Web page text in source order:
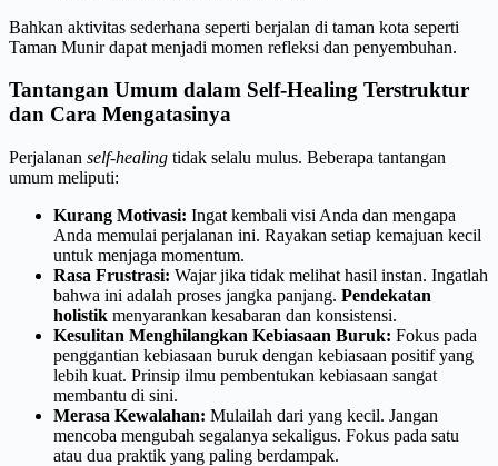
Bahkan aktivitas sederhana seperti berjalan di taman kota seperti
Taman Munir dapat menjadi momen refleksi dan penyembuhan.
Tantangan Umum dalam Self-Healing Terstruktur
dan Cara Mengatasinya
Perjalanan self-healing tidak selalu mulus. Beberapa tantangan
umum meliputi:
Kurang Motivasi: Ingat kembali visi Anda dan mengapa
Anda memulai perjalanan ini. Rayakan setiap kemajuan kecil
untuk menjaga momentum.
Rasa Frustrasi: Wajar jika tidak melihat hasil instan. Ingatlah
bahwa ini adalah proses jangka panjang. Pendekatan
holistik menyarankan kesabaran dan konsistensi.
Kesulitan Menghilangkan Kebiasaan Buruk: Fokus pada
penggantian kebiasaan buruk dengan kebiasaan positif yang
lebih kuat. Prinsip ilmu pembentukan kebiasaan sangat
membantu di sini.
Merasa Kewalahan: Mulailah dari yang kecil. Jangan
mencoba mengubah segalanya sekaligus. Fokus pada satu
atau dua praktik yang paling berdampak.